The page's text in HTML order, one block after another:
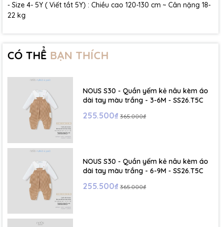
- Size 4- 5Y ( Viết tắt 5Y) : Chiều cao 120-130 cm ~ Cân nặng 18-
22 kg
CÓ THỂ BẠN THÍCH
NOUS S30 - Quần yếm kẻ nâu kèm áo
dài tay màu trắng - 3-6M - SS26.T5C
255.500₫ 365.000₫
NOUS S30 - Quần yếm kẻ nâu kèm áo
dài tay màu trắng - 6-9M - SS26.T5C
255.500₫ 365.000₫